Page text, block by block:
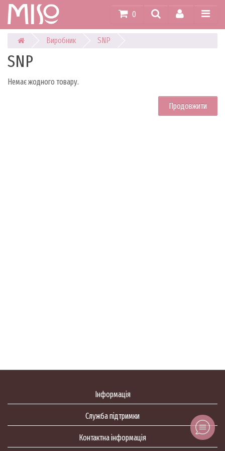
0
Виробник SNP
SNP
Немає жодного товару.
Продовжити
Інформація
Служба підтримки
Контактна інформація